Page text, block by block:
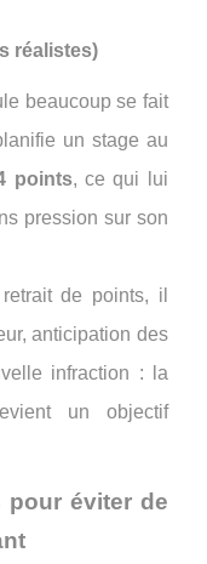
réalistes)
beaucoup se fait
un stage au
points, ce qui lui
pression sur son
de points, il
anticipation des
infraction : la
un objectif
pour éviter de